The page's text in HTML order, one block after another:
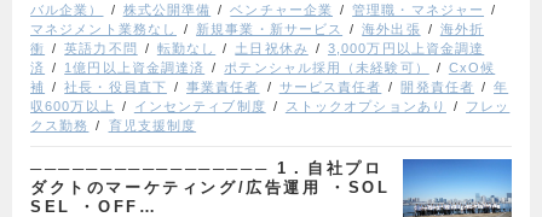
バル企業）
株式公開準備 ベンチャー企業
管理職・マネジャー
マネジメント業務なし
新規事業・新サービス 海外出張
海外折
衝
英語力不問 転勤なし 土日祝休み
3,000万円以上資金調達
済
1億円以上資金調達済 ポテンシャル採用（未経験可）
CxO候
補
社長・役員直下 事業責任者 サービス責任者 開発責任者
年
収600万以上
インセンティブ制度 ストックオプションあり
フレッ
クス勤務
育児支援制度
───────────────── 1．自社プロ
ダクトのマーケティング/広告運用 ・SOL
SEL ・OFF…